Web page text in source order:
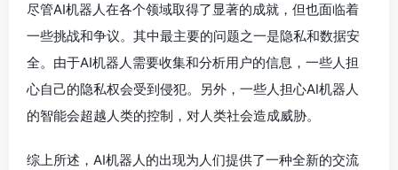
尽管AI机器人在各个领域取得了显著的成就，但也面临着
一些挑战和争议。其中最主要的问题之一是隐私和数据安
全。由于AI机器人需要收集和分析用户的信息，一些人担
心自己的隐私权会受到侵犯。另外，一些人担心AI机器人
的智能会超越人类的控制，对人类社会造成威胁。
综上所述，AI机器人的出现为人们提供了一种全新的交流